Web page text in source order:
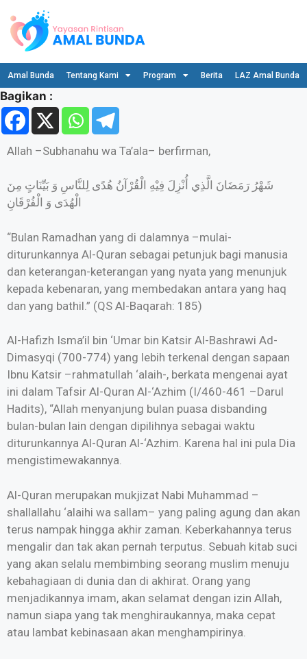
Amal Bunda Tentang Kami Program Berita LAZ Amal Bunda
Bagikan :
Allah –Subhanahu wa Ta’ala– berfirman,
شَهْرُ رَمَضَانَ الَّذِي أُنْزِلَ فِيْهِ الْقُرْآنُ هُدًى لِلنَّاسِ وَ بَيِّنَاتٍ مِنَ
الْهُدَى وَ الْفُرْقَانِ
“Bulan Ramadhan yang di dalamnya –mulai-
diturunkannya Al-Quran sebagai petunjuk bagi manusia
dan keterangan-keterangan yang nyata yang menunjuk
kepada kebenaran, yang membedakan antara yang haq
dan yang bathil.” (QS Al-Baqarah: 185)
Al-Hafizh Isma’il bin ‘Umar bin Katsir Al-Bashrawi Ad-
Dimasyqi (700-774) yang lebih terkenal dengan sapaan
Ibnu Katsir –rahmatullah ‘alaih-, berkata mengenai ayat
ini dalam Tafsir Al-Quran Al-‘Azhim (I/460-461 –Darul
Hadits), “Allah menyanjung bulan puasa disbanding
bulan-bulan lain dengan dipilihnya sebagai waktu
diturunkannya Al-Quran Al-‘Azhim. Karena hal ini pula Dia
mengistimewakannya.
Al-Quran merupakan mukjizat Nabi Muhammad –
shallallahu ‘alaihi wa sallam– yang paling agung dan akan
terus nampak hingga akhir zaman. Keberkahannya terus
mengalir dan tak akan pernah terputus. Sebuah kitab suci
yang akan selalu membimbing seorang muslim menuju
kebahagiaan di dunia dan di akhirat. Orang yang
menjadikannya imam, akan selamat dengan izin Allah,
namun siapa yang tak menghiraukannya, maka cepat
atau lambat kebinasaan akan menghampirinya.